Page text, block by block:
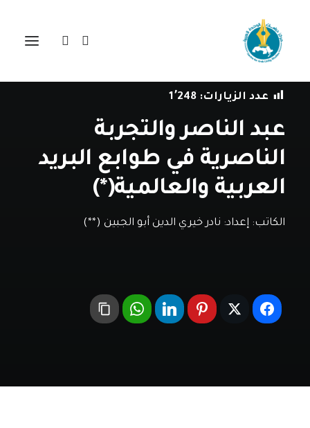
فيمقالات
عدد الزيارات: 1٬248
عبد الناصر والتجربة
الناصرية في طوابع البريد
العربية والعالمية(*)
الكاتب: إعداد: نادر خيري الدين أبو الجبين (**)